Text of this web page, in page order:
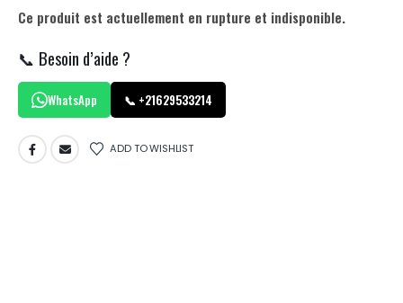
Ce produit est actuellement en rupture et indisponible.
📞 Besoin d’aide ?
WhatsApp 📞 +21629533214
ADD TO WISHLIST